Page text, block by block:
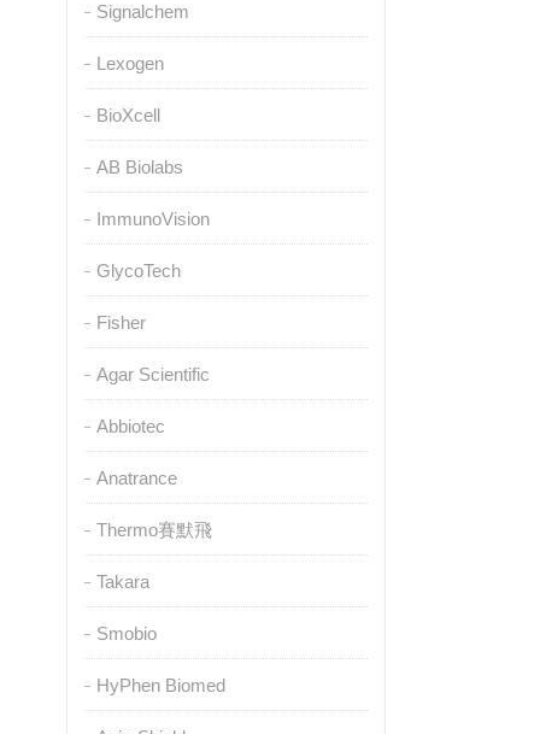
Signalchem
Lexogen
BioXcell
AB Biolabs
ImmunoVision
GlycoTech
Fisher
Agar Scientific
Abbiotec
Anatrance
Thermo賽默飛
Takara
Smobio
HyPhen Biomed